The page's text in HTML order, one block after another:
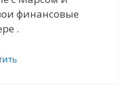
финансовые
.